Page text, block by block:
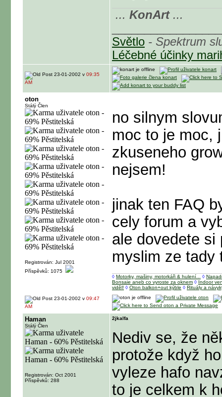
... KonArt...
Světlo - Spektrum
Léčebné účinky
23-01-2002 v 09:35
AM
oton
Stálý Člen
Registrován: Jul 2001
Příspěvků: 1075
no silnym
moc to je moc,
zkuseneho
nejsem!
jinak ten FAQ
cely forum a
ale dovedete si
myslim ze tady
◊ Motorky, mašiny, motorkáři & hulení... ◊
Bonsaie aneb co vyroste za oknem ◊ Indoor
viděl! ◊ Oton balkon+out kýble ◊ Rituály a
23-01-2002 v 09:47
AM
Haman
Stálý Člen
Registrován: Oct 2001
Příspěvků: 288
2jkalfa
Nediv se, že
protože když
vyleze hafo
to je celkem k